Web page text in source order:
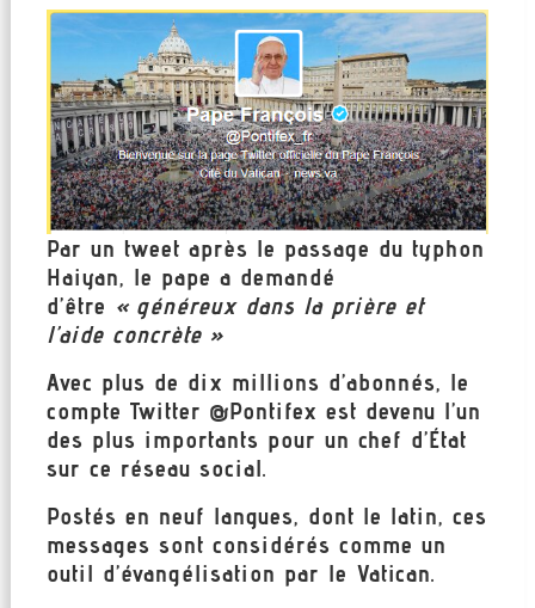
Par un tweet après le passage du typhon
Haiyan, le pape a demandé
d’être « généreux dans la prière et
l’aide concrète »
Avec plus de dix millions d’abonnés, le
compte Twitter @Pontifex est devenu l’un
des plus importants pour un chef d’État
sur ce réseau social.
Postés en neuf langues, dont le latin, ces
messages sont considérés comme un
outil d’évangélisation par le Vatican.